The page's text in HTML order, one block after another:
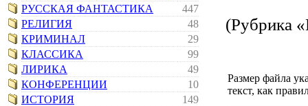
РУССКАЯ ФАНТАСТИКА
447
РЕЛИГИЯ
48
КРИМИНАЛ
29
КЛАССИКА
99
ЛИРИКА
49
КОНФЕРЕНЦИИ
10
ИСТОРИЯ
149
(Рубрика
Размер файла
текст, как